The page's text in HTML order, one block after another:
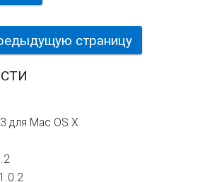
страницу
для Mac OS X